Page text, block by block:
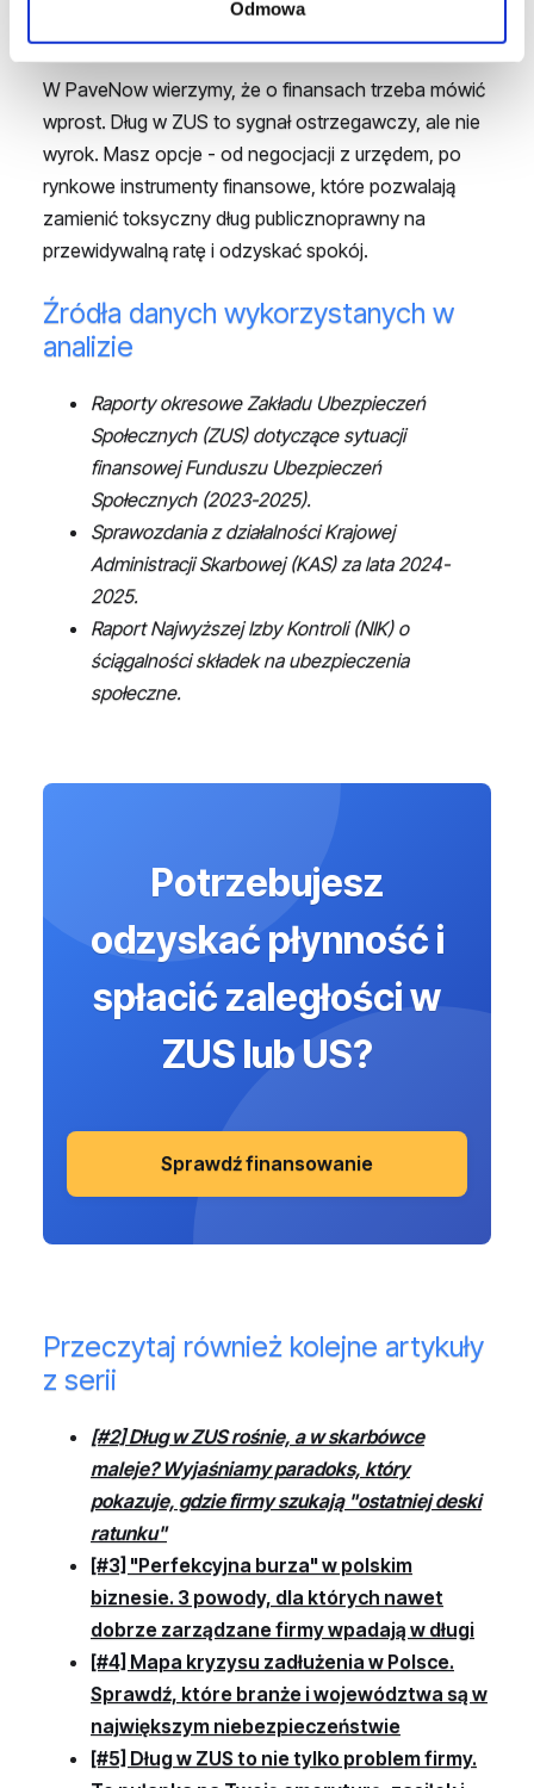
Odmowa
W PaveNow wierzymy, że o finansach trzeba mówić
wprost. Dług w ZUS to sygnał ostrzegawczy, ale nie
wyrok. Masz opcje - od negocjacji z urzędem, po
rynkowe instrumenty finansowe, które pozwalają
zamienić toksyczny dług publicznoprawny na
przewidywalną ratę i odzyskać spokój.
Źródła danych wykorzystanych w
analizie
Raporty okresowe Zakładu Ubezpieczeń
Społecznych (ZUS) dotyczące sytuacji
finansowej Funduszu Ubezpieczeń
Społecznych (2023-2025).
Sprawozdania z działalności Krajowej
Administracji Skarbowej (KAS) za lata 2024-
2025.
Raport Najwyższej Izby Kontroli (NIK) o
ściągalności składek na ubezpieczenia
społeczne.
Potrzebujesz
odzyskać płynność i
spłacić zaległości w
ZUS lub US?
Sprawdź finansowanie
Przeczytaj również kolejne artykuły
z serii
[#2] Dług w ZUS rośnie, a w skarbówce
maleje? Wyjaśniamy paradoks, który
pokazuje, gdzie firmy szukają "ostatniej deski
ratunku"
[#3] "Perfekcyjna burza" w polskim
biznesie. 3 powody, dla których nawet
dobrze zarządzane firmy wpadają w długi
[#4] Mapa kryzysu zadłużenia w Polsce.
Sprawdź, które branże i województwa są w
największym niebezpieczeństwie
[#5] Dług w ZUS to nie tylko problem firmy.